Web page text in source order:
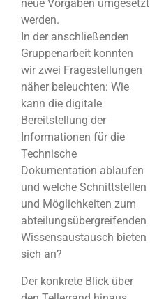
neue Vorgaben umgesetzt
werden.
In der anschließenden
Gruppenarbeit konnten
wir zwei Fragestellungen
näher beleuchten: Wie
kann die digitale
Bereitstellung der
Informationen für die
Technische
Dokumentation ablaufen
und welche Schnittstellen
und Möglichkeiten zum
abteilungsübergreifenden
Wissensaustausch bieten
sich an?
Der konkrete Blick über